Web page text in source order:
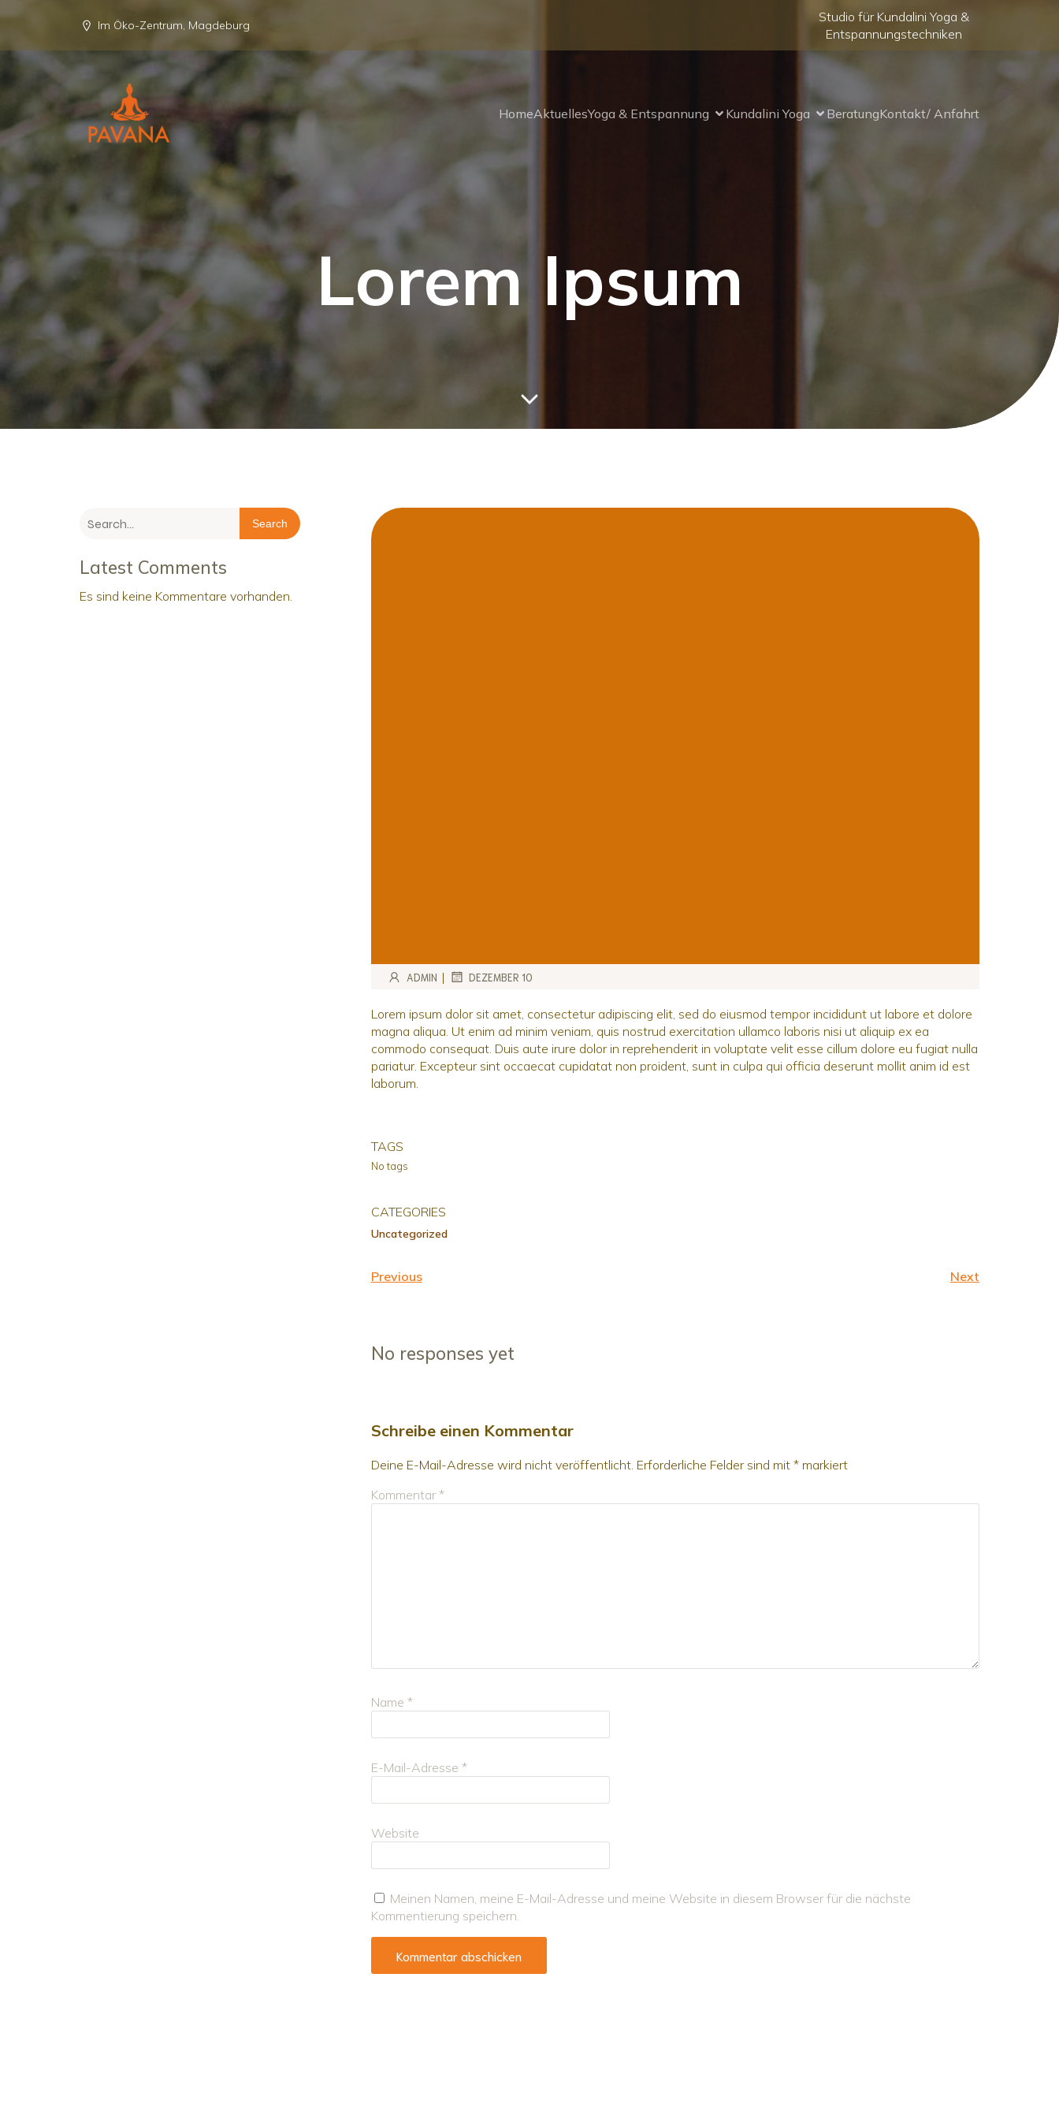
Im Öko-Zentrum, Magdeburg
Studio für Kundalini Yoga &
Entspannungstechniken
HomeAktuellesYoga & Entspannung Kundalini Yoga BeratungKontakt/ Anfahrt
Lorem Ipsum
Search
Latest Comments
Es sind keine Kommentare vorhanden.
ADMIN | DEZEMBER 10
Lorem ipsum dolor sit amet, consectetur adipiscing elit, sed do eiusmod tempor incididunt ut labore et dolore
magna aliqua. Ut enim ad minim veniam, quis nostrud exercitation ullamco laboris nisi ut aliquip ex ea
commodo consequat. Duis aute irure dolor in reprehenderit in voluptate velit esse cillum dolore eu fugiat nulla
pariatur. Excepteur sint occaecat cupidatat non proident, sunt in culpa qui officia deserunt mollit anim id est
laborum.
TAGS
No tags
CATEGORIES
Uncategorized
Previous Next
No responses yet
Schreibe einen Kommentar
Deine E-Mail-Adresse wird nicht veröffentlicht. Erforderliche Felder sind mit *markiert
Kommentar *
Name *
E-Mail-Adresse *
Website
Meinen Namen, meine E-Mail-Adresse und meine Website in diesem Browser für die nächste
Kommentierung speichern.